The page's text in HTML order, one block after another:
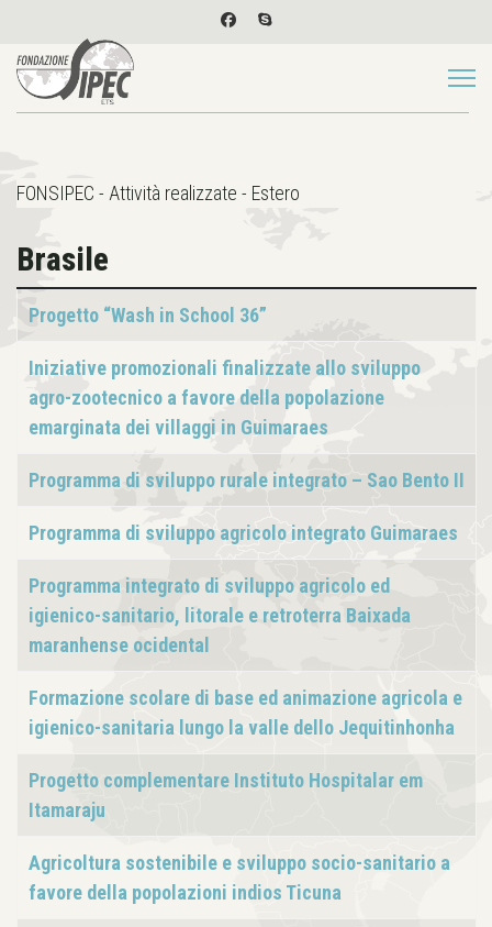
FONSIPEC - Attività realizzate - Estero
Brasile
Titolo
Progetto “Wash in School 36”
Iniziative promozionali finalizzate allo sviluppo
agro-zootecnico a favore della popolazione
emarginata dei villaggi in Guimaraes
Programma di sviluppo rurale integrato – Sao Bento II
Programma di sviluppo agricolo integrato Guimaraes
Programma integrato di sviluppo agricolo ed
igienico-sanitario, litorale e retroterra Baixada
maranhense ocidental
Formazione scolare di base ed animazione agricola e
igienico-sanitaria lungo la valle dello Jequitinhonha
Progetto complementare Instituto Hospitalar em
Itamaraju
Agricoltura sostenibile e sviluppo socio-sanitario a
favore della popolazioni indios Ticuna